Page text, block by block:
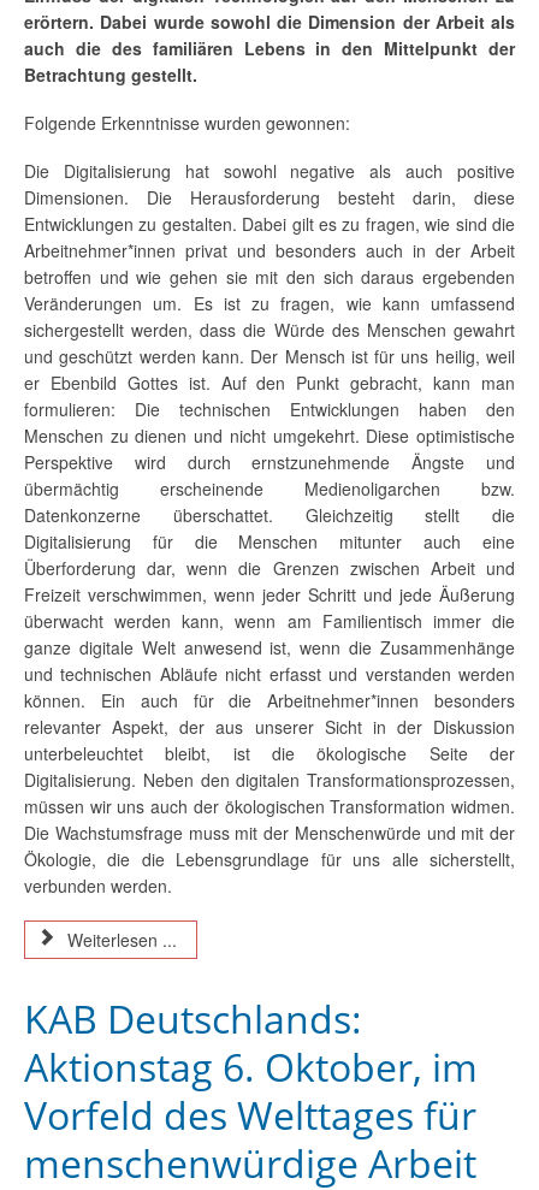
erörtern. Dabei wurde sowohl die Dimension der Arbeit als
auch die des familiären Lebens in den Mittelpunkt der
Betrachtung gestellt.
Folgende Erkenntnisse wurden gewonnen:
Die Digitalisierung hat sowohl negative als auch positive
Dimensionen. Die Herausforderung besteht darin, diese
Entwicklungen zu gestalten. Dabei gilt es zu fragen, wie sind die
Arbeitnehmer*innen privat und besonders auch in der Arbeit
betroffen und wie gehen sie mit den sich daraus ergebenden
Veränderungen um. Es ist zu fragen, wie kann umfassend
sichergestellt werden, dass die Würde des Menschen gewahrt
und geschützt werden kann. Der Mensch ist für uns heilig, weil
er Ebenbild Gottes ist. Auf den Punkt gebracht, kann man
formulieren: Die technischen Entwicklungen haben den
Menschen zu dienen und nicht umgekehrt. Diese optimistische
Perspektive wird durch ernstzunehmende Ängste und
übermächtig erscheinende Medienoligarchen bzw.
Datenkonzerne überschattet. Gleichzeitig stellt die
Digitalisierung für die Menschen mitunter auch eine
Überforderung dar, wenn die Grenzen zwischen Arbeit und
Freizeit verschwimmen, wenn jeder Schritt und jede Äußerung
überwacht werden kann, wenn am Familientisch immer die
ganze digitale Welt anwesend ist, wenn die Zusammenhänge
und technischen Abläufe nicht erfasst und verstanden werden
können. Ein auch für die Arbeitnehmer*innen besonders
relevanter Aspekt, der aus unserer Sicht in der Diskussion
unterbeleuchtet bleibt, ist die ökologische Seite der
Digitalisierung. Neben den digitalen Transformationsprozessen,
müssen wir uns auch der ökologischen Transformation widmen.
Die Wachstumsfrage muss mit der Menschenwürde und mit der
Ökologie, die die Lebensgrundlage für uns alle sicherstellt,
verbunden werden.
Weiterlesen ...
KAB Deutschlands:
Aktionstag 6. Oktober, im
Vorfeld des Welttages für
menschenwürdige Arbeit